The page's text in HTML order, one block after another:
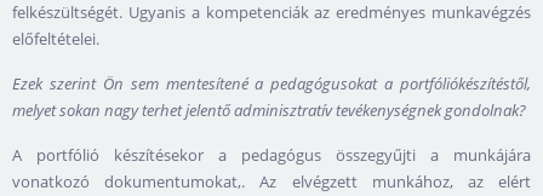
felkészültségét. Ugyanis a kompetenciák az eredményes munkavégzés
előfeltételei.
Ezek szerint Ön sem mentesítené a pedagógusokat a portfóliókészítéstől,
melyet sokan nagy terhet jelentő adminisztratív tevékenységnek gondolnak?
A portfólió készítésekor a pedagógus összegyűjti a munkájára
vonatkozó dokumentumokat,. Az elvégzett munkához, az elért